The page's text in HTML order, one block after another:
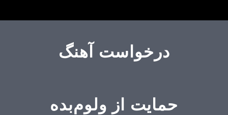
درخواست آهنگ
حمایت از ولوم‌بده